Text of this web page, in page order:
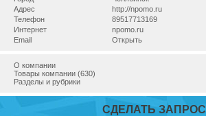
Адрес
http://npomo.ru
Телефон
89517713169
Интернет
npomo.ru
Email
Открыть
О компании
Товары компании (630)
Разделы и рубрики
СДЕЛАТЬ ЗАПРОС